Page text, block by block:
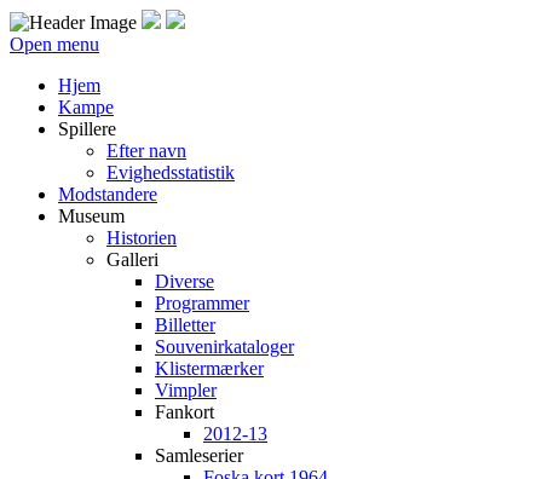
Open menu
Hjem
Kampe
Spillere
Efter navn
Evighedsstatistik
Modstandere
Museum
Historien
Galleri
Diverse
Programmer
Billetter
Souvenirkataloger
Klistermærker
Vimpler
Fankort
2012-13
Samleserier